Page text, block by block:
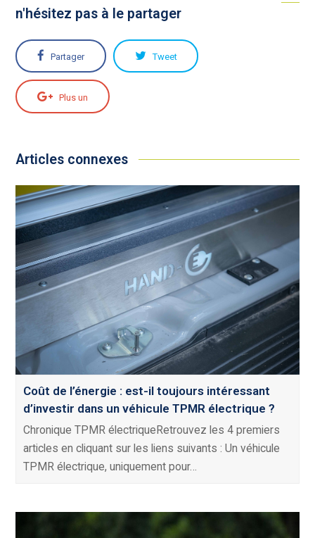
n'hésitez pas à le partager
Partager Tweet
Plus un
Articles connexes
Coût de l’énergie : est-il toujours intéressant
d’investir dans un véhicule TPMR électrique ?
Chronique TPMR électriqueRetrouvez les 4 premiers
articles en cliquant sur les liens suivants : Un véhicule
TPMR électrique, uniquement pour…